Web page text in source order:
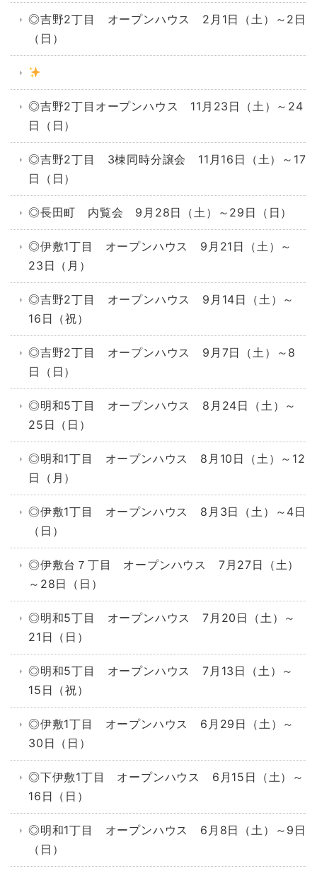
◎吉野2丁目 オープンハウス 2月1日（土）～2日
（日）
◎吉野2丁目オープンハウス 11月23日（土）～24
日（日）
◎吉野2丁目 3棟同時分譲会 11月16日（土）～17
日（日）
◎長田町 内覧会 9月28日（土）～29日（日）
◎伊敷1丁目 オープンハウス 9月21日（土）～
23日（月）
◎吉野2丁目 オープンハウス 9月14日（土）～
16日（祝）
◎吉野2丁目 オープンハウス 9月7日（土）～8
日（日）
◎明和5丁目 オープンハウス 8月24日（土）～
25日（日）
◎明和1丁目 オープンハウス 8月10日（土）～12
日（月）
◎伊敷1丁目 オープンハウス 8月3日（土）～4日
（日）
◎伊敷台７丁目 オープンハウス 7月27日（土）
～28日（日）
◎明和5丁目 オープンハウス 7月20日（土）～
21日（日）
◎明和5丁目 オープンハウス 7月13日（土）～
15日（祝）
◎伊敷1丁目 オープンハウス 6月29日（土）～
30日（日）
◎下伊敷1丁目 オープンハウス 6月15日（土）～
16日（日）
◎明和1丁目 オープンハウス 6月8日（土）～9日
（日）